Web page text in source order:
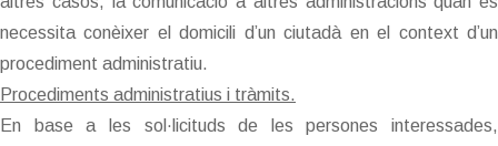
necessita conèixer el domicili d’un ciutadà en el context d’un
procediment administratiu.
Procediments administratius i tràmits.
En base a les sol·licituds de les persones interessades,